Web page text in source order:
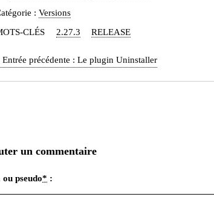
:Versions
CLÉS
2.27.3 RELEASE
Entrée précédente :Le plugin Uninstaller
un commentaire
ou pseudo* :